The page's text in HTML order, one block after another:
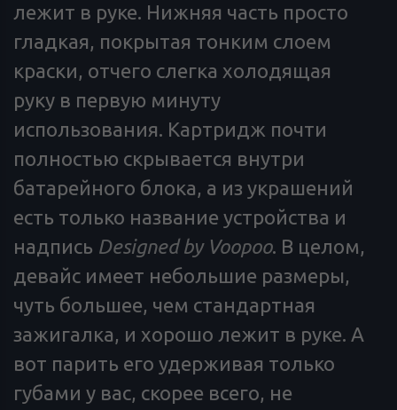
лежит в руке. Нижняя часть просто
гладкая, покрытая тонким слоем
краски, отчего слегка холодящая
руку в первую минуту
использования. Картридж почти
полностью скрывается внутри
батарейного блока, а из украшений
есть только название устройства и
надпись Designed by Voopoo. В целом,
девайс имеет небольшие размеры,
чуть большее, чем стандартная
зажигалка, и хорошо лежит в руке. А
вот парить его удерживая только
губами у вас, скорее всего, не